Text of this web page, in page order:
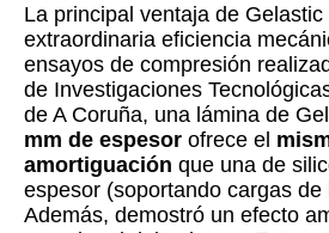
La principal ventaja de
extraordinaria eficiencia
ensayos de compresión
de Investigaciones
de A Coruña, una lámina de
mm de espesor ofrece el
amortiguación que una de
espesor (soportando cargas de
Además, demostró un efecto